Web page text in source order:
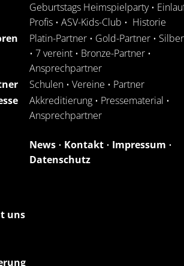
Geburtstags Heimspielparty•
Profis • ASV-Kids-Club • Historie
Platin-Partner • Gold-Partner •
• 7 vereint • Bronze-Partner •
Ansprechpartner
Schulen • Vereine • Partner
Akkreditierung • Pressematerial •
Ansprechpartner
News • Kontakt • Impressum •
Datenschutz
uns